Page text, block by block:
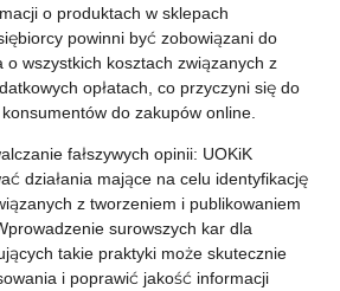
o produktach w sklepach
powinni być zobowiązani do
o wszystkich kosztach związanych z
opłatach, co przyczyni się do
do zakupów online.
fałszywych opinii: UOKiK
działania mające na celu identyfikację
z tworzeniem i publikowaniem
surowszych kar dla
takie praktyki może skutecznie
i poprawić jakość informacji